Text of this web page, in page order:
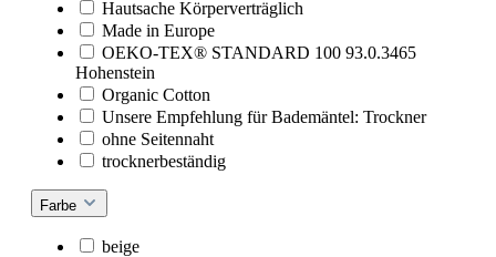
Hautsache Körperverträglich
Made in Europe
OEKO-TEX® STANDARD 100 93.0.3465
Hohenstein
Organic Cotton
Unsere Empfehlung für Bademäntel: Trockner
ohne Seitennaht
trocknerbeständig
Farbe
beige